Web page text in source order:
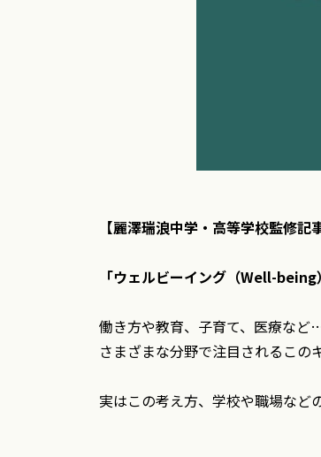
【麗澤瑞浪中学・高等学校監修記
「ウェルビーイング（Well-
働き方や教育、子育て、医療な
さまざまな分野で注目されるこの
実はこの考え方、学校や職場など